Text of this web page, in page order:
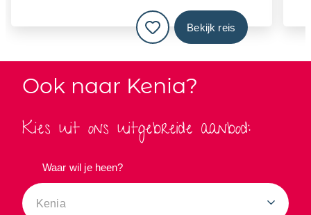
Bekijk reis
Ook naar Kenia?
Kies uit ons uitgebreide aanbod:
Waar wil je heen?
Kenia